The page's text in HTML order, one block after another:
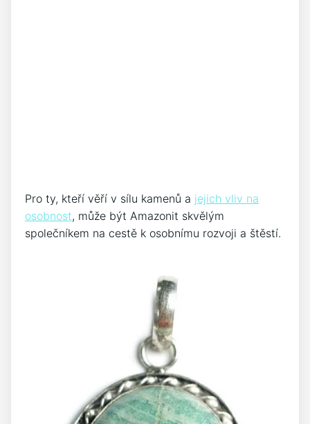
Pro ty, kteří věří v sílu kamenů a jejich vliv na
osobnost, může být Amazonit skvělým
společníkem na cestě k osobnímu rozvoji a štěstí.